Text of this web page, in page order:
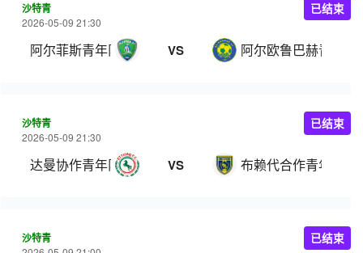
沙特青
2026-05-09 21:30
阿尔菲斯青年队 VS 阿尔欧鲁巴赫青年队
已结束
沙特青
2026-05-09 21:30
达曼协作青年队 VS 布赖代合作青年队
已结束
沙特青 已结束